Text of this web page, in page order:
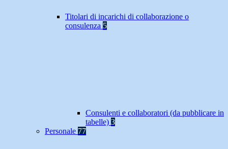
Titolari di incarichi di collaborazione o
consulenza 5
Consulenti e collaboratori (da pubblicare in
tabelle) 3
Personale 77